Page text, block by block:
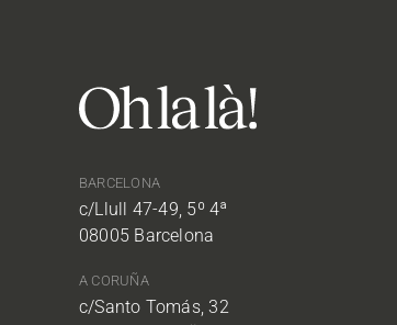
BARCELONA
c/Llull 47-49, 5º 4ª
08005 Barcelona
A CORUÑA
c/Santo Tomás, 32